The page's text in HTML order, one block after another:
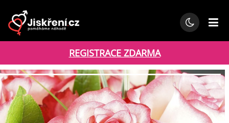
REGISTRACE ZDARMA